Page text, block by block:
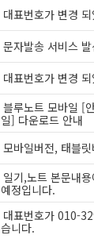
대표번호가 변경
문자발송 서비스
대표번호가 변경
블루노트 모바일 [
일] 다운로드 안내
모바일버전, 태블
일기,노트 본문내
예정입니다.
대표번호가 010-
습니다.